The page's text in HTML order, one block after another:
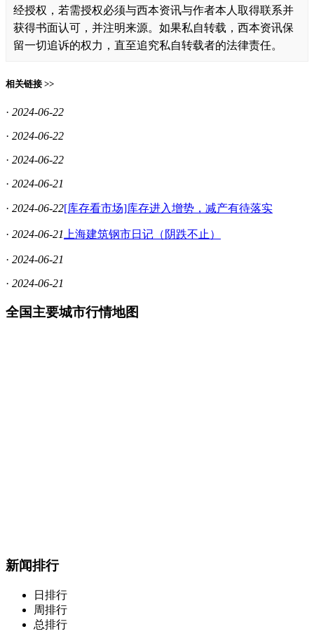
经授权，若需授权必须与西本资讯与作者本人取得联系并
获得书面认可，并注明来源。如果私自转载，西本资讯保
留一切追诉的权力，直至追究私自转载者的法律责任。
相关链接 >>
· 2024-06-22
· 2024-06-22
· 2024-06-22
· 2024-06-21
· 2024-06-22[库存看市场]库存进入增势，减产有待落实
· 2024-06-21 上海建筑钢市日记（阴跌不止）
· 2024-06-21
· 2024-06-21
全国主要城市行情地图
新闻排行
日排行
周排行
总排行